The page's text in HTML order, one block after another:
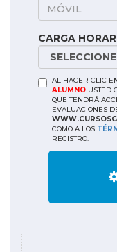
CARGA
AL HACER CLIC
ALUMNO USTED
QUE TENDRÁ
EVALUACIONES
COMO A LOS
REGISTRO.